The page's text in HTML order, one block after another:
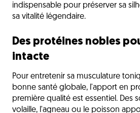
indispensable pour préserver sa
sa vitalité légendaire.
Des protéines nobles
intacte
Pour entretenir sa musculature
bonne santé globale, l'apport en
première qualité est essentiel. Des
volaille, l'agneau ou le poisson